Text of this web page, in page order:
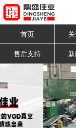
首页
售后支持